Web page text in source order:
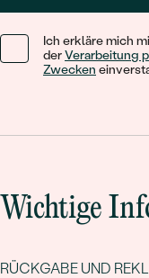
Ich erkläre mich
derVerarbeitung
Zwecken
Wichtige
RÜCKGABE UND